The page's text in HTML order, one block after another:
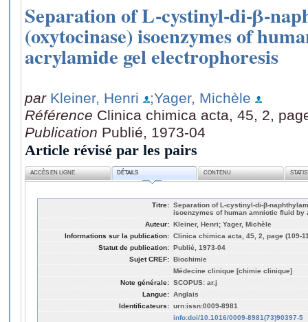
Separation of L-cystinyl-di-β-
(oxytocinase) isoenzymes of
acrylamide gel electrophoresis
par Kleiner, Henri
;Yager, Michèle
Référence Clinica chimica acta, 45, 2,
Publication Publié, 1973-04
Article révisé par les pairs
ACCÈS EN LIGNE DÉTAILS CONTENU
Titre: Separation of L-cystinyl-di-β-
isoenzymes of human amniotic fluid
Auteur: Kleiner, Henri; Yager, Michèle
Informations sur la publication: Clinica chimica acta, 45, 2, page (109-
Statut de publication: Publié, 1973-04
Sujet CREF: Biochimie
Médecine clinique [chimie clinique]
Note générale: SCOPUS: ar.j
Langue: Anglais
Identificateurs: urn:issn:0009-8981
info:doi/10.1016/0009-8981(73)90397-5